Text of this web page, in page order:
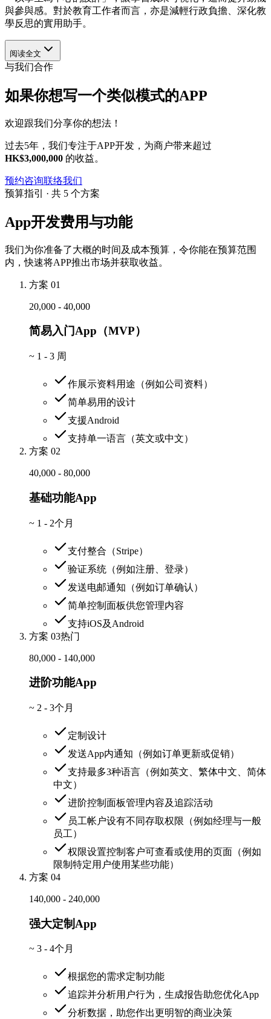
與參與感。對於教育工作者而言，亦是減輕行政負擔、深化教
學反思的實用助手。
阅读全文
与我们合作
如果你想写一个类似模式的APP
欢迎跟我们分享你的想法！
过去5年，我们专注于APP开发，为商户带来超过
HK$3,000,000 的收益。
预约咨询联络我们
预算指引 · 共 5 个方案
App开发费用与功能
我们为你准备了大概的时间及成本预算，令你能在预算范围
内，快速将APP推出市场并获取收益。
方案 01
20,000 - 40,000
简易入门App（MVP）
~ 1 - 3 周
作展示资料用途（例如公司资料）
简单易用的设计
支援Android
支持单一语言（英文或中文）
方案 02
40,000 - 80,000
基础功能App
~ 1 - 2个月
支付整合（Stripe）
验证系统（例如注册、登录）
发送电邮通知（例如订单确认）
简单控制面板供您管理内容
支持iOS及Android
方案 03热门
80,000 - 140,000
进阶功能App
~ 2 - 3个月
定制设计
发送App内通知（例如订单更新或促销）
支持最多3种语言（例如英文、繁体中文、简体
中文）
进阶控制面板管理内容及追踪活动
员工帐户设有不同存取权限（例如经理与一般
员工）
权限设置控制客户可查看或使用的页面（例如
限制特定用户使用某些功能）
方案 04
140,000 - 240,000
强大定制App
~ 3 - 4个月
根据您的需求定制功能
追踪并分析用户行为，生成报告助您优化App
分析数据，助您作出更明智的商业决策